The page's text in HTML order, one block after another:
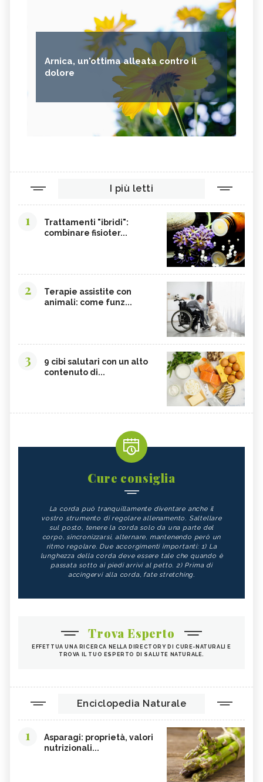
Arnica, un'ottima alleata contro il
dolore
I più letti
1
Trattamenti "ibridi":
combinare fisioter...
2
Terapie assistite con
animali: come funz...
3
9 cibi salutari con un alto
contenuto di...
Cure consiglia
La corda può tranquillamente diventare anche il
vostro strumento di regolare allenamento. Saltellare
sul posto, tenere la corda solo da una parte del
corpo, sincronizzarsi, alternare, mantenendo però un
ritmo regolare. Due accorgimenti importanti: 1) La
lunghezza della corda deve essere tale che quando è
passata sotto ai piedi arrivi al petto. 2) Prima di
accingervi alla corda, fate stretching.
Trova Esperto
EFFETTUA UNA RICERCA NELLA DIRECTORY DI CURE-NATURALI E
TROVA IL TUO ESPERTO DI SALUTE NATURALE.
Enciclopedia Naturale
1
Asparagi: proprietà, valori
nutrizionali...